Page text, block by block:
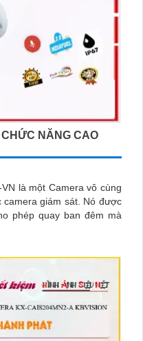
NĂNG CAO
là một Camera vô cùng
giám sát. Nó được
phép quay ban đêm mà